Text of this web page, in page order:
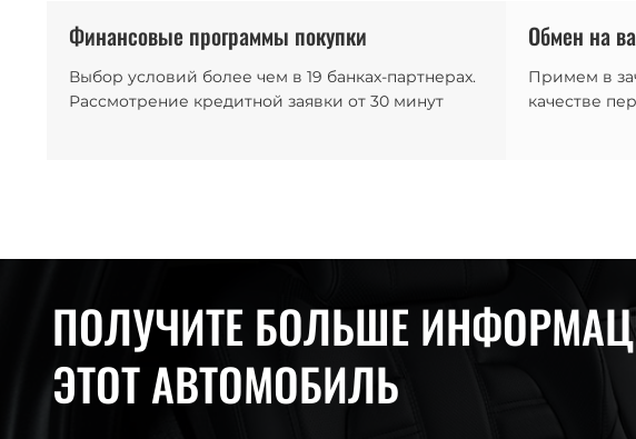
Финансовые программы покупки
Выбор условий более чем в 19 банках-партнерах.
Рассмотрение кредитной заявки от 30 минут
Обмен на
Примем в
качестве
ПОЛУЧИТЕ БОЛЬШЕ
ЭТОТ АВТОМОБИЛЬ